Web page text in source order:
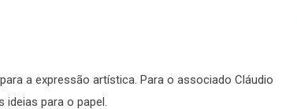
a expressão artística. Para o associado Cláudio
ideias para o papel.